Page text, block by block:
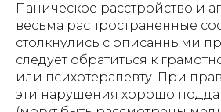
Паническое расстройство и
весьма распространенные
столкнулись с описанными
следует обратиться к
или психотерапевту. При
эти нарушения хорошо